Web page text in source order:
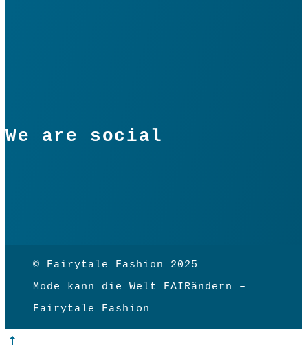
We are social
© Fairytale Fashion 2025
Mode kann die Welt FAIRändern –
Fairytale Fashion